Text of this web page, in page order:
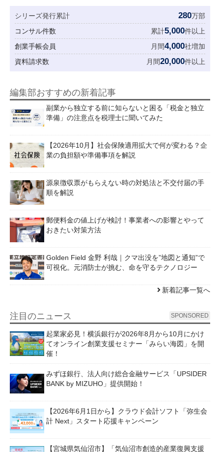
シリーズ発行累計 280万部
コンサル件数
累計5,000件以上
創業手帳会員
月間4,000社増加
資料請求数
月間20,000件以上
編集部おすすめの新着記事
副業から独立する前に知らないと困る「税金と独立
準備」の注意点を税理士に聞いてみた
【2026年10月】社会保険適用拡大で何が変わる？企
業の負担額や準備事項を解説
源泉徴収票がもらえない時の対処法と不交付届の手
順を解説
郵便料金の値上げが検討！事業者への影響とやって
おきたい対策方法
Golden Field 金野 利哉｜クマ出没を”地図と通知”で
可視化。元消防士が挑む、命を守るテクノロジー
新着記事一覧へ
注目のニュース SPONSORED
起業家必見！横浜銀行が2026年8月から10月にかけ
てオンライン創業支援セミナー「みらい海図」を開
催！
みずほ銀行、法人向け総合金融サービス「UPSIDER
BANK by MIZUHO」提供開始！
【2026年6月1日から】クラウド会計ソフト「弥生会
計 Next」スタート応援キャンペーン
【宮城県気仙沼市】「気仙沼市創造的産業復興支援